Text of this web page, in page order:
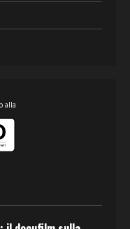
alla